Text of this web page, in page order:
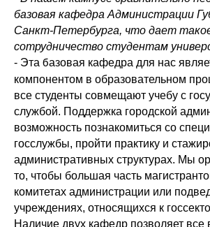
базовая кафедра Администрации
Санкт-Петербурга, что дает
сотрудничество студентам
- Эта базовая кафедра для нас
компонентом в образовательном
все студенты совмещают учебу с
службой. Поддержка городской
возможность познакомиться со
госслужбы, пройти практику и
административных структурах. Мы
то, чтобы большая часть
комитетах администрации или
учреждениях, относящихся к
Наличие двух кафедр позволяет все